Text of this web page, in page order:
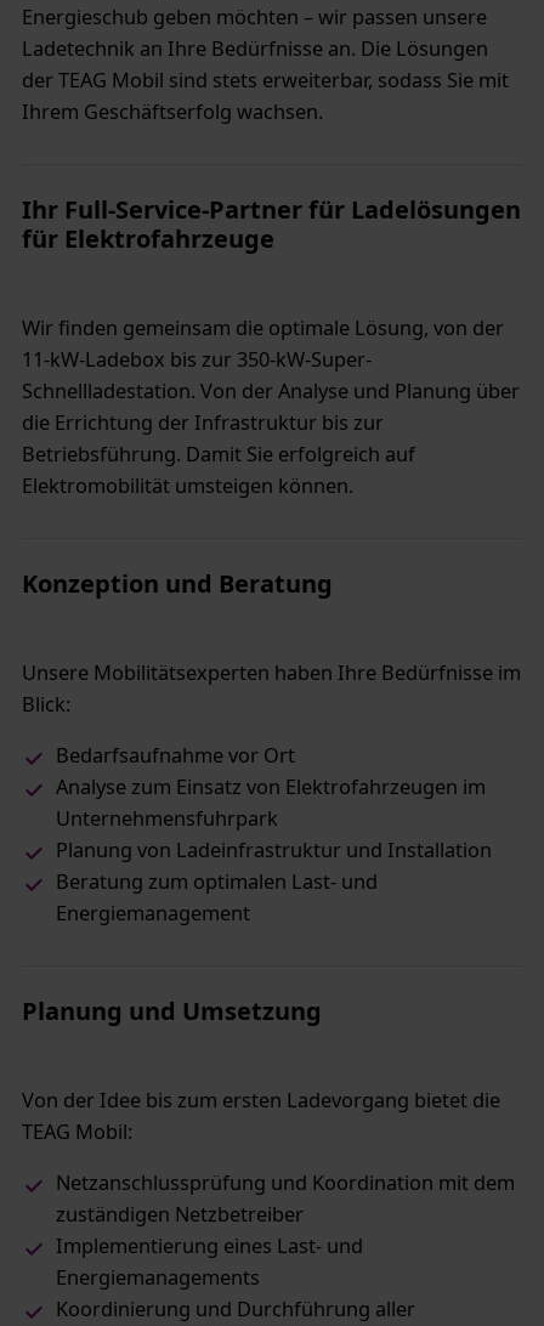
Energieschub geben möchten – wir passen unsere
Ladetechnik an Ihre Bedürfnisse an. Die Lösungen
der TEAG Mobil sind stets erweiterbar, sodass Sie mit
Ihrem Geschäftserfolg wachsen.
Ihr Full-Service-Partner für Ladelösungen
für Elektrofahrzeuge
Wir finden gemeinsam die optimale Lösung, von der
11-kW-Ladebox bis zur 350-kW-Super-
Schnellladestation. Von der Analyse und Planung über
die Errichtung der Infrastruktur bis zur
Betriebsführung. Damit Sie erfolgreich auf
Elektromobilität umsteigen können.
Konzeption und Beratung
Unsere Mobilitätsexperten haben Ihre Bedürfnisse im
Blick:
Bedarfsaufnahme vor Ort
Analyse zum Einsatz von Elektrofahrzeugen im
Unternehmensfuhrpark
Planung von Ladeinfrastruktur und Installation
Beratung zum optimalen Last- und
Energiemanagement
Planung und Umsetzung
Von der Idee bis zum ersten Ladevorgang bietet die
TEAG Mobil:
Netzanschlussprüfung und Koordination mit dem
zuständigen Netzbetreiber
Implementierung eines Last- und
Energiemanagements
Koordinierung und Durchführung aller